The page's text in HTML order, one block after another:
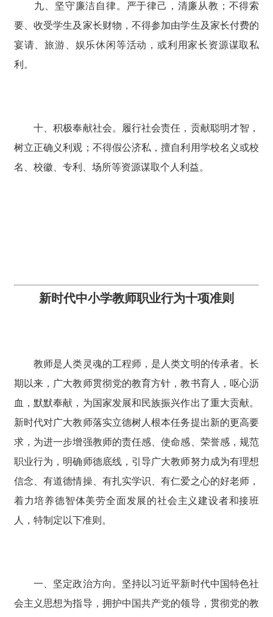
九、坚守廉洁自律。严于律己，清廉从教；不得索
要、收受学生及家长财物，不得参加由学生及家长付费的
宴请、旅游、娱乐休闲等活动，或利用家长资源谋取私
利。
十、积极奉献社会。履行社会责任，贡献聪明才智，
树立正确义利观；不得假公济私，擅自利用学校名义或校
名、校徽、专利、场所等资源谋取个人利益。
新时代中小学教师职业行为十项准则
教师是人类灵魂的工程师，是人类文明的传承者。长
期以来，广大教师贯彻党的教育方针，教书育人，呕心沥
血，默默奉献，为国家发展和民族振兴作出了重大贡献。
新时代对广大教师落实立德树人根本任务提出新的更高要
求，为进一步增强教师的责任感、使命感、荣誉感，规范
职业行为，明确师德底线，引导广大教师努力成为有理想
信念、有道德情操、有扎实学识、有仁爱之心的好老师，
着力培养德智体美劳全面发展的社会主义建设者和接班
人，特制定以下准则。
一、坚定政治方向。坚持以习近平新时代中国特色社
会主义思想为指导，拥护中国共产党的领导，贯彻党的教